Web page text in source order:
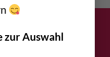
zur Auswahl